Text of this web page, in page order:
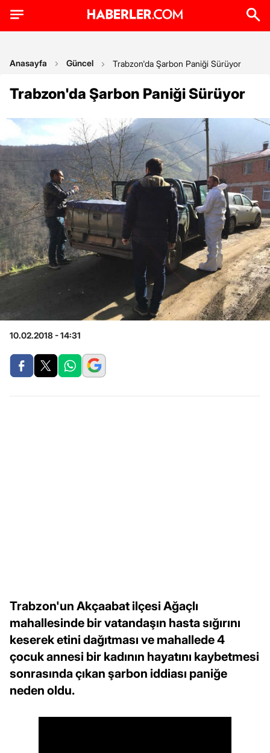
Anasayfa Güncel Trabzon'da Şarbon Paniği Sürüyor
Trabzon'da Şarbon Paniği Sürüyor
10.02.2018 - 14:31
Trabzon'un Akçaabat ilçesi Ağaçlı
mahallesinde bir vatandaşın hasta sığırını
keserek etini dağıtması ve mahallede 4
çocuk annesi bir kadının hayatını kaybetmesi
sonrasında çıkan şarbon iddiası paniğe
neden oldu.